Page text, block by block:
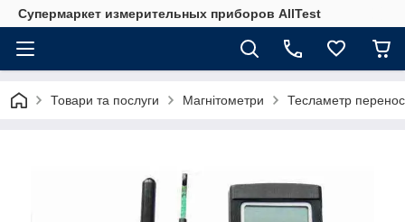
Супермаркет измерительных приборов AllTest
Товари та послуги Магнітометри Тесламетр